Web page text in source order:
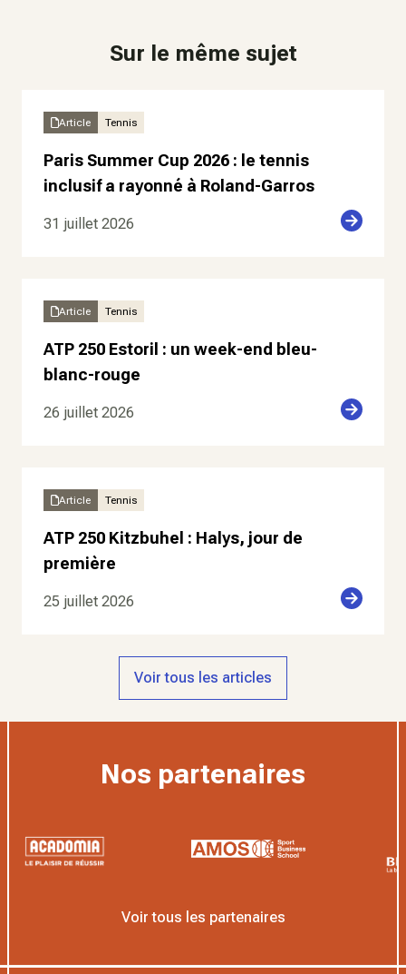
Sur le même sujet
Article Tennis
Paris Summer Cup 2026 : le tennis
inclusif a rayonné à Roland-Garros
31 juillet 2026
Article Tennis
ATP 250 Estoril : un week-end bleu-
blanc-rouge
26 juillet 2026
Article Tennis
ATP 250 Kitzbuhel : Halys, jour de
première
25 juillet 2026
Voir tous les articles
Nos partenaires
Voir tous les partenaires